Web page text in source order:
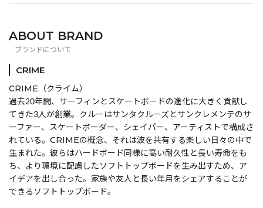
ABOUT BRAND
CRIME
CRIME（クライム）
過去20年間、サーフィンとスケートボードの進化に大きく貢献し
てきた3人が創業。クルーはサンタクルーズとサンクレメンテのサ
ーファー、スケートボーダー、シェイパー、アーティストで構成さ
れている。CRIMEの概念、それは波を共有する楽しい日々の中で
生まれた。彼らはハードボード同様に高い耐久性と長い寿命をも
ち、より環境に配慮したソフトトップボードを生み出すため、ア
イデアを出し合った。家族や友人と長い年月をシェアすることが
できるソフトトップボード。